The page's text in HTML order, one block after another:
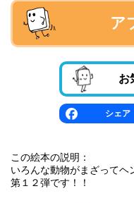
ア
お
シェア
この絵本の説明：
いろんな動物がまざってヘ
第１２弾です！！